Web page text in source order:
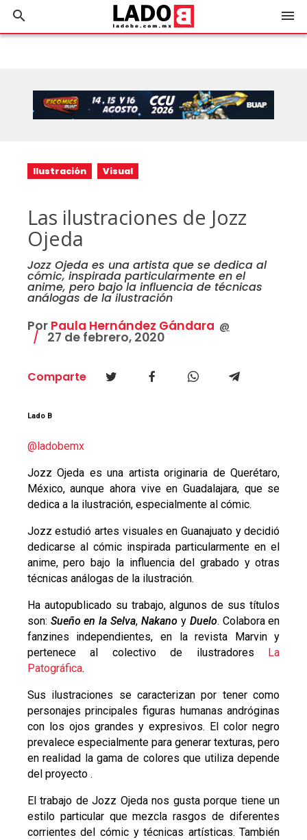
search menu
Ilustración Visual
Las ilustraciones de Jozz
Ojeda
Jozz Ojeda es una artista que se dedica al
cómic, inspirada particularmente en el
anime, pero bajo la influencia de técnicas
análogas de la ilustración
Por Paula Hernández Gándara @
27 de febrero, 2020
Comparte
Lado B
@ladobemx
Jozz Ojeda es una artista originaria de Querétaro,
México, aunque ahora vive en Guadalajara, que se
dedica a la ilustración, especialmente al cómic.
Jozz estudió artes visuales en Guanajuato y decidió
dedicarse al cómic inspirada particularmente en el
anime, pero bajo la influencia del grabado y otras
técnicas análogas de la ilustración.
Ha autopublicado su trabajo, algunos de sus títulos
son: Sueño en la Selva, Nakanoy Duelo. Colabora en
fanzines independientes, en la revista Marvin y
pertenece al colectivo de ilustradores
La
Patográfica.
Sus ilustraciones se caracterizan por tener como
personajes principales figuras humanas andróginas
con los ojos grandes y expresivos. El color negro
prevalece especialmente para generar texturas, pero
en realidad la gama de colores que utiliza depende
del proyecto .
El trabajo de Jozz Ojeda nos gusta porque tiene un
estilo particular que mezcla rasgos de diferentes
corrientes del cómic y técnicas artísticas. También